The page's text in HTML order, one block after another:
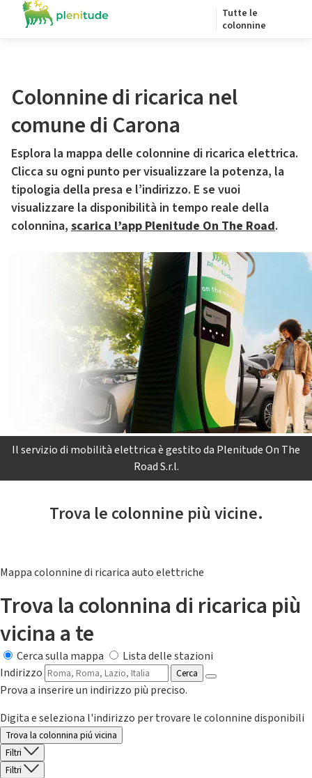
Tutte le
colonnine
Colonnine di ricarica nel
comune di Carona
Esplora la mappa delle colonnine di ricarica elettrica.
Clicca su ogni punto per visualizzare la potenza, la
tipologia della presa e l’indirizzo. E se vuoi
visualizzare la disponibilità in tempo reale della
colonnina, scarica l’app Plenitude On The Road.
Il servizio di mobilità elettrica è gestito da Plenitude On The
Road S.r.l.
Trova le colonnine più vicine.
Mappa colonnine di ricarica auto elettriche
Trova la colonnina di ricarica più
vicina a te
Cerca sulla mappa
Lista delle stazioni
Indirizzo
Cerca
Prova a inserire un indirizzo più preciso.
Digita e seleziona l'indirizzo per trovare le colonnine disponibili
Trova la colonnina piú vicina
Filtri
Filtri